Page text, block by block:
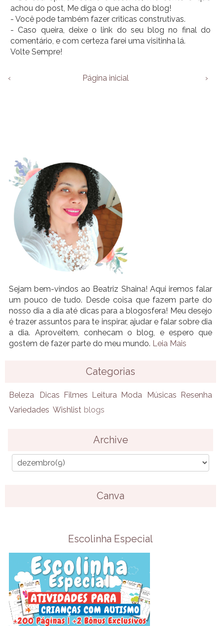
achou do post, Me diga o que acha do blog!
- Você pode também fazer criticas construtivas.
- Caso queira, deixe o link do seu blog no final do
comentário, e com certeza farei uma visitinha lá.
Volte Sempre!
‹ ›
Página inicial
Sejam bem-vindos ao Beatriz Shaina! Aqui iremos falar
um pouco de tudo. Desde coisa que fazem parte do
nosso dia a dia até dicas para a blogosfera! Meu desejo
é trazer assuntos para te inspirar, ajudar e falar sobre dia
a dia. Aproveitem, conhecam o blog, e espero que
gostem de fazer parte do meu mundo. Leia Mais
Categorias
Beleza Dicas Filmes Leitura Moda Músicas Resenha
Variedades Wishlist blogs
Archive
Canva
Escolinha Especial